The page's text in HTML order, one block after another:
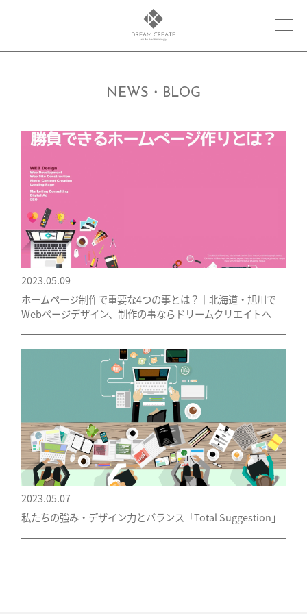
NEWS・BLOG
2023.05.09
ホームページ制作で重要な4つの事とは？｜北海道・旭川で
Webページデザイン、制作の事ならドリームクリエイトへ
2023.05.07
私たちの強み・デザイン力とバランス「Total Suggestion」